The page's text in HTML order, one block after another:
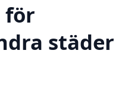
för
städer